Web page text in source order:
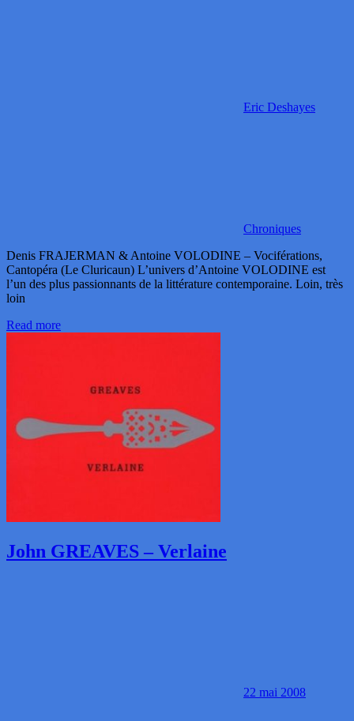
Eric Deshayes
Chroniques
Denis FRAJERMAN & Antoine VOLODINE – Vociférations,
Cantopéra (Le Cluricaun) L’univers d’Antoine VOLODINE est
l’un des plus passionnants de la littérature contemporaine. Loin, très
loin
Read more
John GREAVES – Verlaine
22 mai 2008